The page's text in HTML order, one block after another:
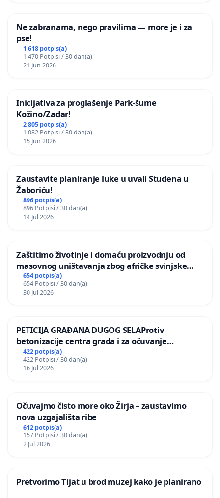
Ne zabranama, nego pravilima — more je i za
pse!
1 618 potpis(a)
1 470 Potpisi / 30 dan(a)
21 Jun 2026
Inicijativa za proglašenje Park-šume
Kožino/Zadar!
2 805 potpis(a)
1 082 Potpisi / 30 dan(a)
15 Jun 2026
Zaustavite planiranje luke u uvali Studena u
Žaboriću!
896 potpis(a)
896 Potpisi / 30 dan(a)
14 Jul 2026
Zaštitimo životinje i domaću proizvodnju od
masovnog uništavanja zbog afričke svinjske
kuge
654 potpis(a)
654 Potpisi / 30 dan(a)
30 Jul 2026
PETICIJA GRAĐANA DUGOG SELAProtiv
betonizacije centra grada i za očuvanje
postojećih zelenih površina i odraslih stabala pri
donošenju izmjena urbanističkog plana
422 potpis(a)
422 Potpisi / 30 dan(a)
16 Jul 2026
Očuvajmo čisto more oko Žirja – zaustavimo
nova uzgajališta ribe
612 potpis(a)
157 Potpisi / 30 dan(a)
2 Jul 2026
Pretvorimo Tijat u brod muzej kako je planirano